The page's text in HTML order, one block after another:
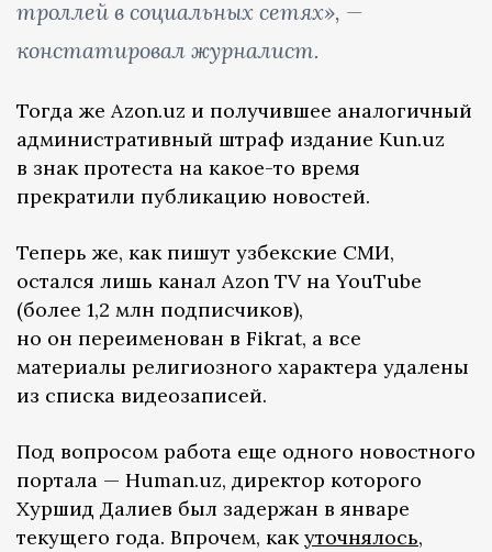
троллей в социальных сетях», —
констатировал журналист.
Тогда же Azon.uz и получившее аналогичный
административный штраф издание Kun.uz
в знак протеста на какое-то время
прекратили публикацию новостей.
Теперь же, как пишут узбекские СМИ,
остался лишь канал Azon TV на YouTube
(более 1,2 млн подписчиков),
но он переименован в Fikrat, а все
материалы религиозного характера удалены
из списка видеозаписей.
Под вопросом работа еще одного новостного
портала — Human.uz, директор которого
Хуршид Далиев был задержан в январе
текущего года. Впрочем, какуточнялось,